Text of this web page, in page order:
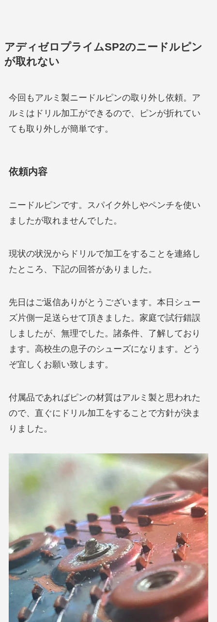
アディゼロプライムSP2のニードルピン
が取れない
今回もアルミ製ニードルピンの取り外し依頼。ア
ルミはドリル加工ができるので、ピンが折れてい
ても取り外しが簡単です。
依頼内容
ニードルピンです。スパイク外しやペンチを使い
ましたが取れませんでした。
現状の状況からドリルで加工をすることを連絡し
たところ、下記の回答がありました。
先日はご返信ありがとうございます。本日シュー
ズ片側一足送らせて頂きました。家庭で試行錯誤
しましたが、無理でした。諸条件、了解しており
ます。高校生の息子のシューズになります。どう
ぞ宜しくお願い致します。
付属品であればピンの材質はアルミ製と思われた
ので、直ぐにドリル加工をすることで方針が決ま
りました。